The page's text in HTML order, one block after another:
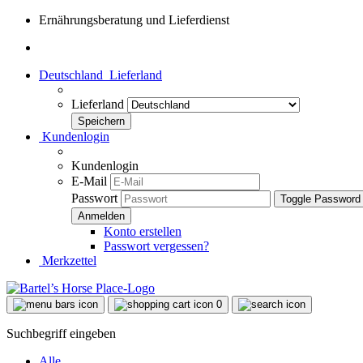
Ernährungsberatung und Lieferdienst
Deutschland Lieferland
Lieferland
Kundenlogin
Kundenlogin
E-Mail
Passwort
Toggle
Konto erstellen
Passwort vergessen?
Merkzettel
0
Suchbegriff eingeben